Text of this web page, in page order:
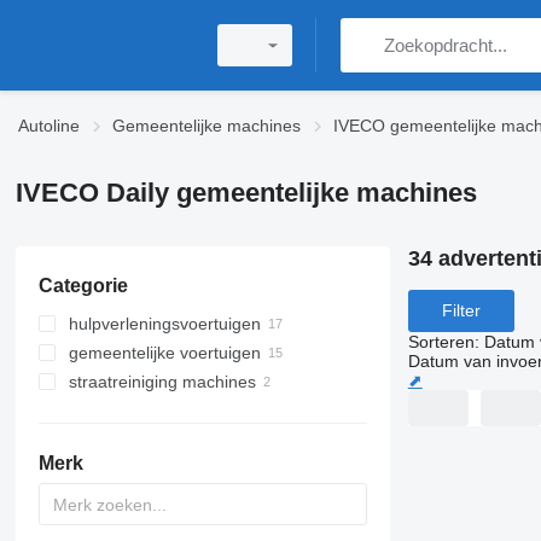
Autoline Gemeentelijke machines IVECO gemeentelijke
IVECO Daily gemeentelijke machines
Categorie
hulpverleningsvoertuigen
brandweerwagens
ambulance
gemeentelijke voertuigen
vuilniswagens
straatreiniging machines
Merk
34
Filter
Sorteren: Datum
Datum van
⬈